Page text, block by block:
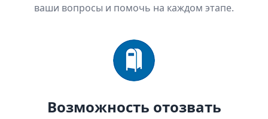
ваши вопросы и помочь на каждом этапе.
Возможность отозвать